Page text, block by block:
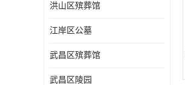
洪山区殡葬馆
江岸区公墓
武昌区殡葬馆
武昌区陵园